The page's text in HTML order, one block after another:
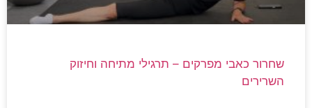
שחרור כאבי מפרקים – תרגילי מתיחה וחיזוק
השרירים